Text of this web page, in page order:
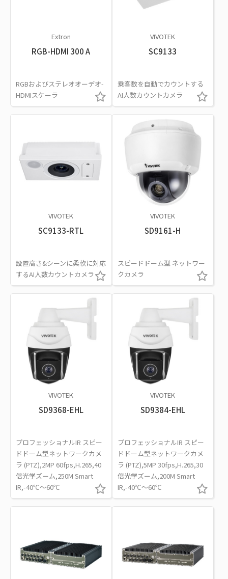
Extron
RGB-HDMI 300 A
RGBおよびステレオオーデオ-
HDMIスケーラ
VIVOTEK
SC9133
乗客数を自動でカウントする
AI人数カウントカメラ
VIVOTEK
SC9133-RTL
設置高さ&シーンに柔軟に対応
するAI人数カウントカメラ
VIVOTEK
SD9161-H
スピードドーム型 ネットワー
クカメラ
VIVOTEK
SD9368-EHL
プロフェッショナルIR スピー
ドドーム型ネットワークカメ
ラ (PTZ),2MP 60fps,H.265,40
倍光学ズーム,250M Smart
IR,-40℃～60℃
VIVOTEK
SD9384-EHL
プロフェッショナルIR スピー
ドドーム型ネットワークカメ
ラ (PTZ),5MP 30fps,H.265,30
倍光学ズーム,200M Smart
IR,-40℃～60℃